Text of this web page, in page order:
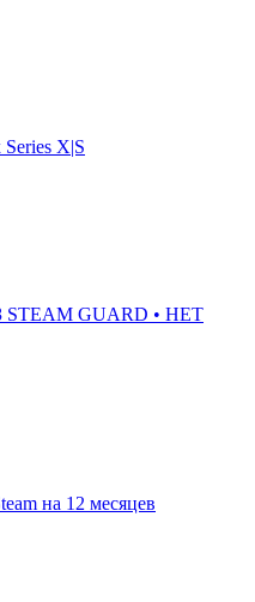
X|S
STEAM GUARD • НЕТ
на 12 месяцев